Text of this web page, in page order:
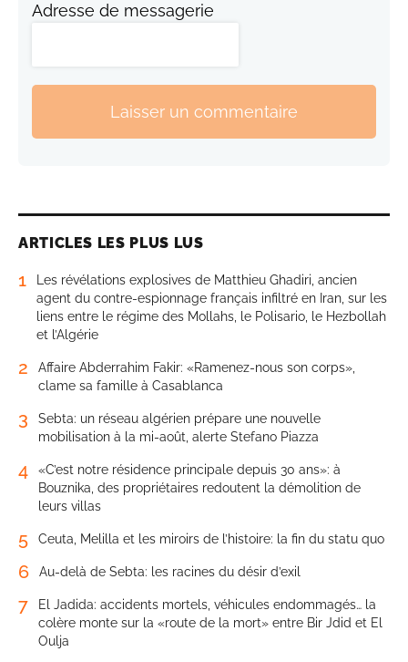
Adresse de messagerie
Laisser un commentaire
ARTICLES LES PLUS LUS
1
Les révélations explosives de Matthieu Ghadiri, ancien
agent du contre-espionnage français infiltré en Iran, sur les
liens entre le régime des Mollahs, le Polisario, le Hezbollah
et l’Algérie
2
Affaire Abderrahim Fakir: «Ramenez-nous son corps»,
clame sa famille à Casablanca
3
Sebta: un réseau algérien prépare une nouvelle
mobilisation à la mi-août, alerte Stefano Piazza
4
«C’est notre résidence principale depuis 30 ans»: à
Bouznika, des propriétaires redoutent la démolition de
leurs villas
5 Ceuta, Melilla et les miroirs de l’histoire: la fin du statu quo
6 Au-delà de Sebta: les racines du désir d’exil
7
El Jadida: accidents mortels, véhicules endommagés… la
colère monte sur la «route de la mort» entre Bir Jdid et El
Oulja